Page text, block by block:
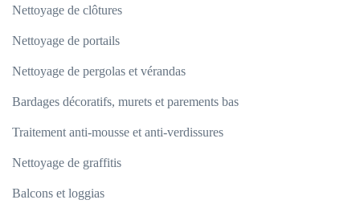
Nettoyage de clôtures
Nettoyage de portails
Nettoyage de pergolas et vérandas
Bardages décoratifs, murets et parements bas
Traitement anti-mousse et anti-verdissures
Nettoyage de graffitis
Balcons et loggias